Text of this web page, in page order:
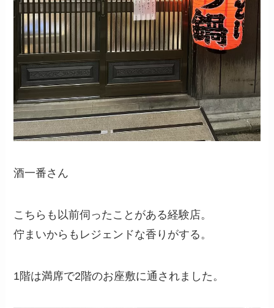
酒一番さん
こちらも以前伺ったことがある経験店。
佇まいからもレジェンドな香りがする。
1階は満席で2階のお座敷に通されました。